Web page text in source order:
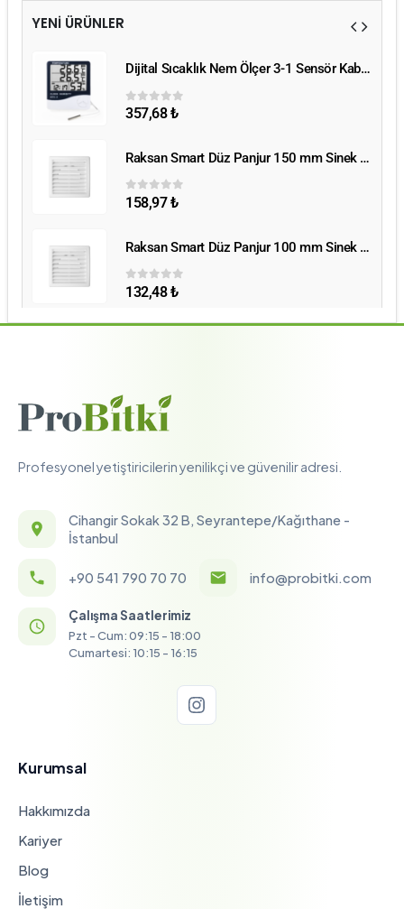
YENİ ÜRÜNLER
Dijital Sıcaklık Nem Ölçer 3-1 Sensör Kablolu
05 üzerinden
357,68₺
Raksan Smart Düz Panjur 150 mm Sinek Telli
0 5 üzerinden
158,97₺
Raksan Smart Düz Panjur 100 mm Sinek Telli
05 üzerinden
132,48₺
Profesyonel yetiştiricilerin yenilikçi ve güvenilir adresi.
Cihangir Sokak 32 B, Seyrantepe/Kağıthane -
İstanbul
+90 541 790 70 70 info@probitki.com
Çalışma Saatlerimiz
Pzt - Cum: 09:15 - 18:00
Cumartesi: 10:15 - 16:15
Kurumsal
Hakkımızda
Kariyer
Blog
İletişim